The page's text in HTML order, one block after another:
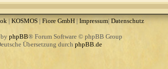
| KOSMOS| Fiore GmbH| Impressum| Datenschutz
by phpBB® Forum Software © phpBB Group
Übersetzung durch phpBB.de